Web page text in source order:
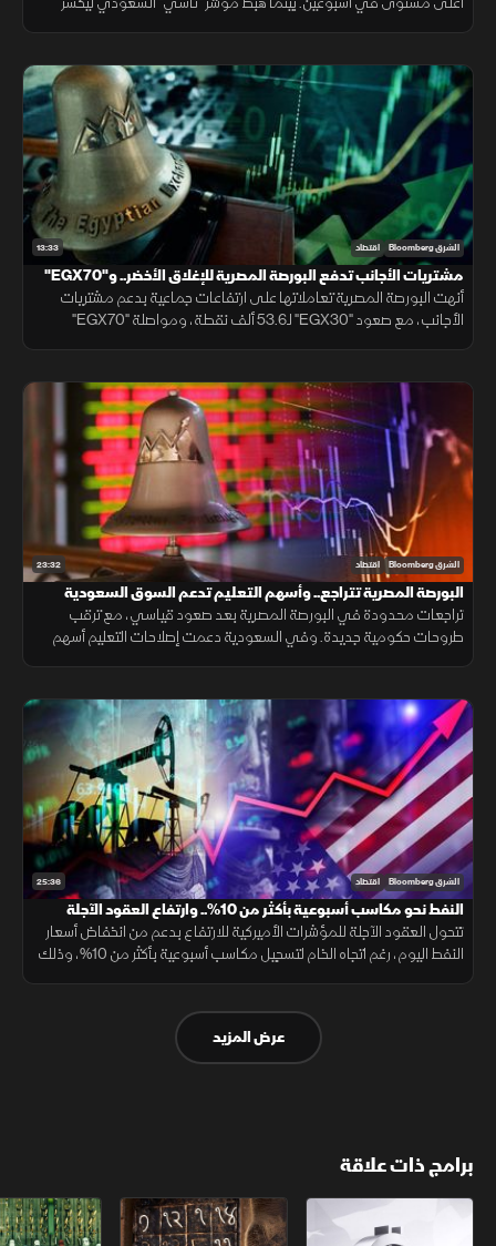
13:33 الشرق Bloomberg اقتصاد
مشتريات الأجانب تدفع البورصة المصرية للإغلاق الأخضر.. و"EGX70"
يتألق
أنهت البورصة المصرية تعاملاتها على ارتفاعات جماعية بدعم مشتريات
الأجانب، مع صعود "EGX30" لـ53.6 ألف نقطة، ومواصلة "EGX70"
23:32 الشرق Bloomberg اقتصاد
البورصة المصرية تتراجع.. وأسهم التعليم تدعم السوق السعودية
تراجعات محدودة في البورصة المصرية بعد صعود قياسي، مع ترقب
طروحات حكومية جديدة. وفي السعودية دعمت إصلاحات التعليم أسهم
25:36 الشرق Bloomberg اقتصاد
النفط نحو مكاسب أسبوعية بأكثر من 10%.. وارتفاع العقود الآجلة
الأميركية
تتحول العقود الآجلة للمؤشرات الأميركية للارتفاع بدعم من انخفاض أسعار
النفط اليوم، رغم اتجاه الخام لتسجيل مكاسب أسبوعية بأكثر من 10%، وذلك
عرض المزيد
برامج ذات علاقة
الأسواق الأميركية ملحمة الأرقام سلاسل